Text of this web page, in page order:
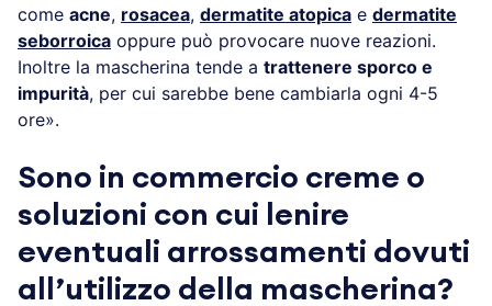
come acne, rosacea, dermatite atopica e dermatite
seborroica oppure può provocare nuove reazioni.
Inoltre la mascherina tende a trattenere sporco e
impurità, per cui sarebbe bene cambiarla ogni 4-5
ore».
Sono in commercio creme o
soluzioni con cui lenire
eventuali arrossamenti dovuti
all’utilizzo della mascherina?